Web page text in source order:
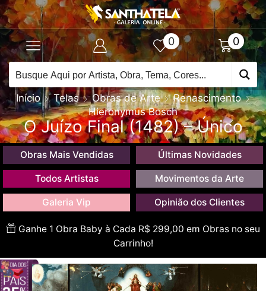
0 0
Início Telas Obras de Arte
Renascimento
Hieronymus Bosch
O Juízo Final (1482) – Único
Obras Mais Vendidas Últimas Novidades
Todos Artistas Movimentos da Arte
Galeria Vip Opinião dos Clientes
Ganhe 1 Obra Baby à Cada R$ 299,00 em Obras no seu
Carrinho!